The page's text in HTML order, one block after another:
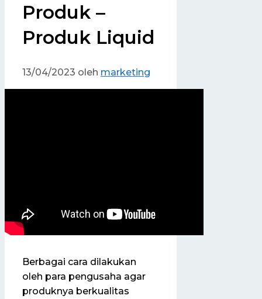
Produk –
Produk Liquid
13/04/2023 oleh marketing
Berbagai cara dilakukan
oleh para pengusaha agar
produknya berkualitas